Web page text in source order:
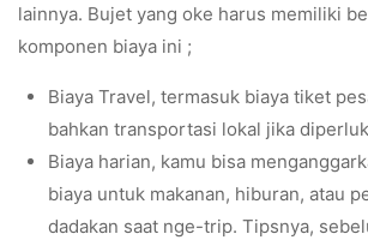
lainnya. Bujet yang oke harus memiliki
komponen biaya ini ;
Biaya Travel, termasuk biaya tiket
bahkan transportasi lokal jika
Biaya harian, kamu bisa
biaya untuk makanan, hiburan, atau
dadakan saat nge-trip. Tipsnya,